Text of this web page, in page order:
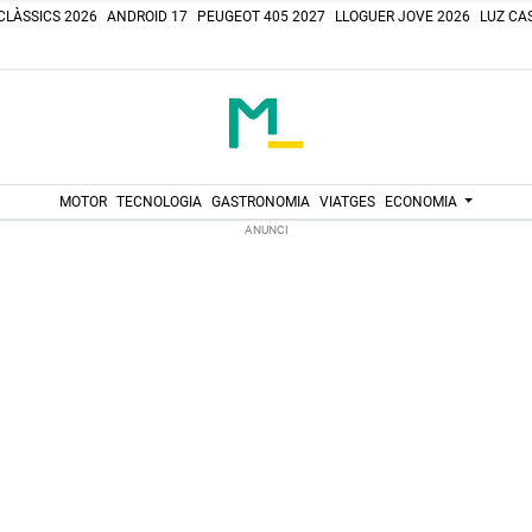
2026 ANDROID 17 PEUGEOT 405 2027 LLOGUER JOVE 2026 LUZ
MOTOR TECNOLOGIA GASTRONOMIA VIATGES ECONOMIA